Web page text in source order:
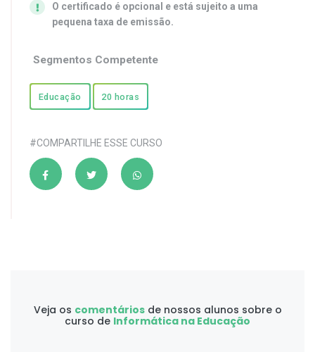
O certificado é opcional e está sujeito a uma
pequena taxa de emissão.
Segmentos Competente
Educação 20 horas
#COMPARTILHE ESSE CURSO
Veja os comentáriosde nossos alunos sobre o
curso de Informática na Educação